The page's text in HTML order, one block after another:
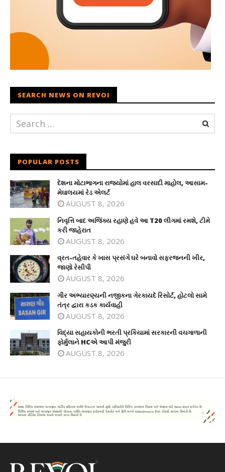
SEARCH NEWS ON REVOI
POPULAR POSTS
દેશના મોટાભાગના રાજ્યોમાં હાલ વરસાદી માહોલ, આસામ-
મેઘાલયમાં રેડ એલર્ટ
AUGUST 8, 2026
નિવૃત્તિ બાદ અજિંક્ય રહાણે હવે આ T20 લીગમાં રમશે, ટીમે
કરી જાહેરાત
AUGUST 8, 2026
વ્રત-તહેવાર કે ખાસ પ્રસંગે ઘરે બનાવો સફરજનની ખીર,
જાણો રેસીપી
AUGUST 8, 2026
ગીર અભ્યારણ્યની નજીકના ગેરકાયદે રિસોર્ટ, હોટલો સામે
તંત્ર દ્વારા કડક કાર્યવાહી
AUGUST 8, 2026
વિદ્યા સહાયકોની ભરતી પ્રકિયામાં સરકારની વચગાળાની
ફોર્મુલાને HCએ આપી મંજુરી
AUGUST 8, 2026